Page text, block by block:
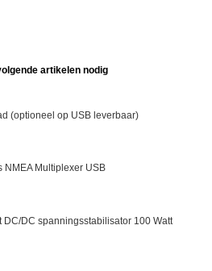
artikelen nodig
(optioneel op USB leverbaar)
NMEA Multiplexer USB
DC/DC spanningsstabilisator 100 Watt